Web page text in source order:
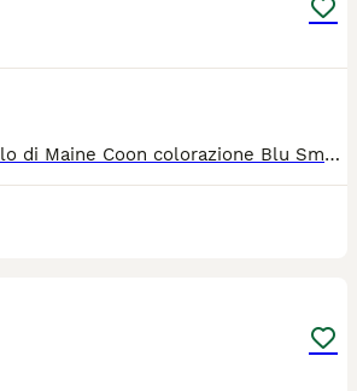
Disponibile splendido cucciolo di Maine Coon colorazione Blu Smoke (sottopelo bianco con effetto fumo) da imponenti linee russe (tratti marcati e grandi ciuffi sulle orecchie). Genitori: Visibili e testati negativi FIV/FeLV e HCM (cardiopatia). Pedigree: Ceduto senza pedigree esclusivamente come animale da compagnia. Il cucciolo verrà consegnato con: Libretto sanitario Ciclo di sverminazione e primo vaccino Già svezzato e abituato alla lettiera